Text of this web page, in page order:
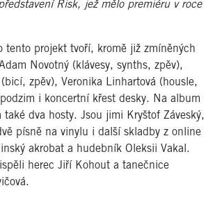
Risk, jež mělo premiéru v roce
tento projekt tvoří, kromě již zmíněných
Novotný (klávesy, synths, zpěv),
zpěv), Veronika Linhartová (housle,
i koncertní křest desky. Na album
také dva hosty. Jsou jimi Kryštof Záveský,
písně na vinylu i další skladby z online
akrobat a hudebník Oleksii Vakal.
herec Jiří Kohout a tanečnice